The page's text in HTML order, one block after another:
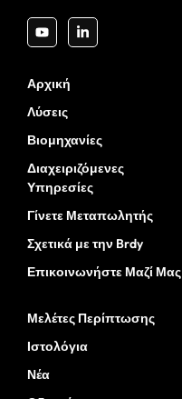
Αρχική
Λύσεις
Βιομηχανίες
Διαχειριζόμενες
Υπηρεσίες
Γίνετε Μεταπωλητής
Σχετικά με την Brdy
Επικοινωνήστε Μαζί Μας
Μελέτες Περίπτωσης
Ιστολόγια
Νέα